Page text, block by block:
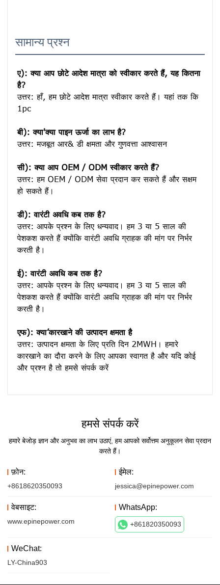
सामान्य प्रश्न
ए): क्या आप छोटे आदेश मात्रा को स्वीकार करते हैं, यह कितना
है?
उत्तर: हाँ, हम छोटे आदेश मात्रा स्वीकार करते हैं। यहां तक ​​कि
1pc
बी): क्या'क्या पाइन ऊर्जा का लाभ है?
उत्तर: मजबूत आर& डी क्षमता और गुणवत्ता आश्वासन
सी): क्या आप OEM / ODM स्वीकार करते हैं?
उत्तर: हम OEM / ODM सेवा प्रदान कर सकते हैं और सक्षम
हो सकते हैं।
डी): वारंटी अवधि कब तक है?
उत्तर: आपके प्रश्न के लिए धन्यवाद। हम 3 या 5 साल की
पेशकश करते हैं क्योंकि वारंटी अवधि ग्राहक की मांग पर निर्भर
करती है।
ई): वारंटी अवधि कब तक है?
उत्तर: आपके प्रश्न के लिए धन्यवाद। हम 3 या 5 साल की
पेशकश करते हैं क्योंकि वारंटी अवधि ग्राहक की मांग पर निर्भर
करती है।
एफ): क्या’कारखाने की उत्पादन क्षमता है
उत्तर: उत्पादन क्षमता के लिए प्रति दिन 2MWH। हमारे
कारखाने का दौरा करने के लिए आपका स्वागत है और यदि कोई
हमसे संपर्क करें
हमारे बेजोड़ ज्ञान और अनुभव का लाभ उठाएं, हम आपको सर्वोत्तम अनुकूलन सेवा प्रदान
करते हैं।
फ़ोन:
+8618620350093
ईमेल:
jessica@epinepower.com
वेबसाइट:
www.epinepower.com
WhatsApp:
+861820350093
WeChat:
LY-China903